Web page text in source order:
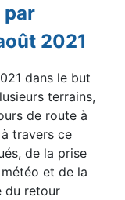
par
2021
dans le but
terrains,
de route à
travers ce
de la prise
météo et de la
du retour